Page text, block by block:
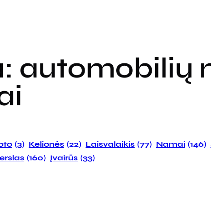
automobilių
(3) Kelionės (22) Laisvalaikis (77) Namai (146)
(160) Įvairūs (33)